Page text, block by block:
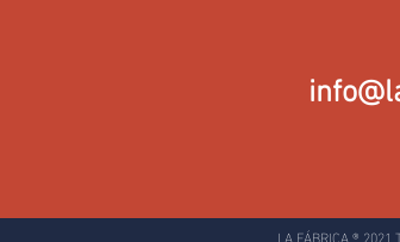
LA FÁBRICA ® 2021